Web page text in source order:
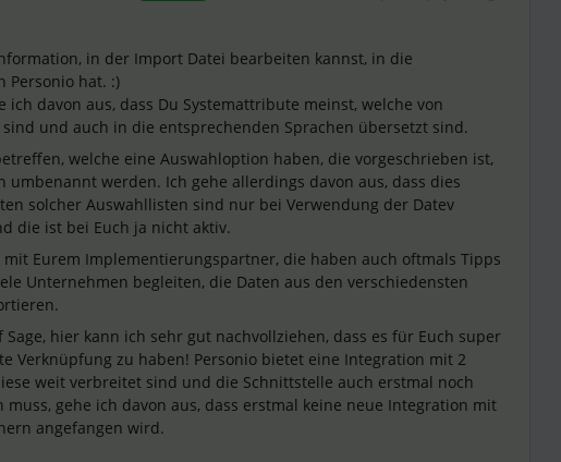
in der Import Datei bearbeiten kannst, in die
Personio hat. :)
ich davon aus, dass Du Systemattribute meinst, welche von
und auch in die entsprechenden Sprachen übersetzt sind.
welche eine Auswahloption haben, die vorgeschrieben ist,
umbenannt werden. Ich gehe allerdings davon aus, dass dies
solcher Auswahllisten sind nur bei Verwendung der Datev
die ist bei Euch ja nicht aktiv.
Eurem Implementierungspartner, die haben auch oftmals Tipps
Unternehmen begleiten, die Daten aus den verschiedensten
hier kann ich sehr gut nachvollziehen, dass es für Euch super
Verknüpfung zu haben! Personio bietet eine Integration mit 2
weit verbreitet sind und die Schnittstelle auch erstmal noch
gehe ich davon aus, dass erstmal keine neue Integration mit
angefangen wird.